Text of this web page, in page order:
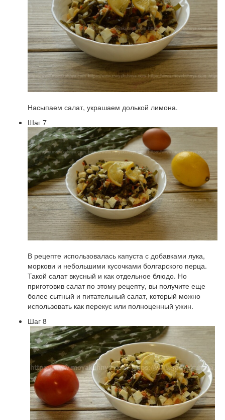
Насыпаем салат, украшаем долькой лимона.
Шаг 7
В рецепте использовалась капуста с добавками лука,
моркови и небольшими кусочками болгарского перца.
Такой салат вкусный и как отдельное блюдо. Но
приготовив салат по этому рецепту, вы получите еще
более сытный и питательный салат, который можно
использовать как перекус или полноценный ужин.
Шаг 8